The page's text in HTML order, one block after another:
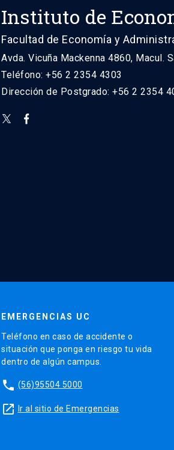
Instituto de
Facultad de Economía y
Avda. Vicuña Mackenna 4860, Macul.
Teléfono: +56 2 2354 4303
Dirección de Postgrado: +56 2 2354
EMERGENCIAS UC
Teléfono en caso de accidente o
situación que ponga en riesgo tu vida
dentro de algún campus.
phone (56)95504 5000
launch Ir al sitio de Emergencias